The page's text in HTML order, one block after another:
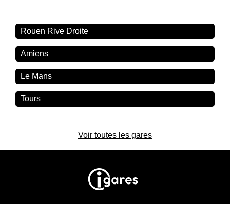
Rouen Rive Droite
Amiens
Le Mans
Tours
Voir toutes les gares